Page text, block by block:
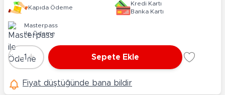
Kapıda Ödeme
Kredi Kartı
Banka Kartı
Masterpass
ile Ödeme
Adet
-1 + Sepete Ekle
Fiyat düştüğünde bana bildir